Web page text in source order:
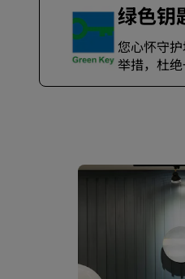
绿色钥
您心怀守
举措，杜